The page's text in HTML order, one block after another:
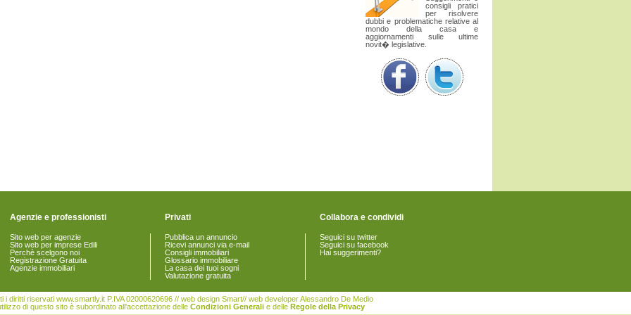
consigli pratici
per risolvere
dubbi e problematiche relative al
mondo della casa e
aggiornamenti sulle ultime
novit� legislative.
Agenzie e professionisti
Sito web per agenzie
Sito web per imprese Edili
Perchè scelgono noi
Registrazione Gratuita
Agenzie immobiliari
Privati
Pubblica un annuncio
Ricevi annunci via e-mail
Consigli immobiliari
Glossario immobiliare
La casa dei tuoi sogni
Valutazione gratuita
Collabora e condividi
Seguici su twitter
Seguici su facebook
Hai suggerimenti?
i diritti riservati www.smartly.it P.IVA 02000620696 // web design Smart// web developer Alessandro De Medio
di questo sito è subordinato all'accettazione delle Condizioni Generali e delle Regole della Privacy